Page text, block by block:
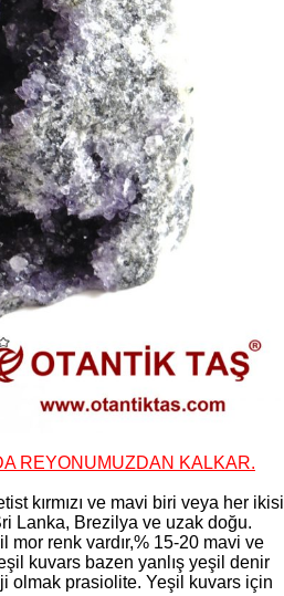
REYONUMUZDAN KALKAR.
kırmızı ve mavi biri veya her ikisi
Lanka, Brezilya ve uzak doğu.
mor renk vardır,% 15-20 mavi ve
kuvars bazen yanlış yeşil denir
olmak prasiolite. Yeşil kuvars için